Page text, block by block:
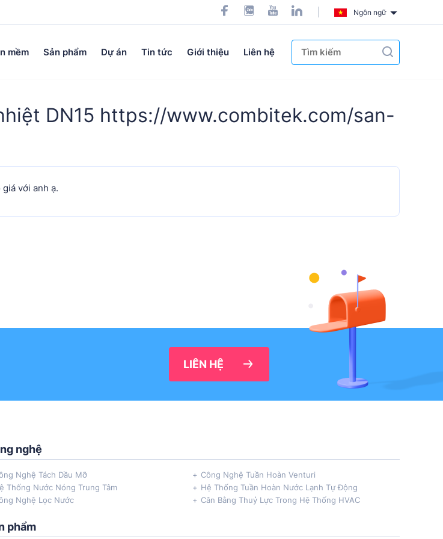
Ngôn ngữ
mềm Sản phẩm Dự án Tin tức Giới thiệu Liên hệ
DN15 https://www.combitek.com/san-
với anh ạ.
LIÊN HỆ
nghệ
Nghệ Tách Dầu Mỡ
Công Nghệ Tuần Hoàn Venturi
Thống Nước Nóng Trung Tâm
Hệ Thống Tuần Hoàn Nước Lạnh Tự Động
Nghệ Lọc Nước
Cân Bằng Thuỷ Lực Trong Hệ Thống HVAC
phẩm